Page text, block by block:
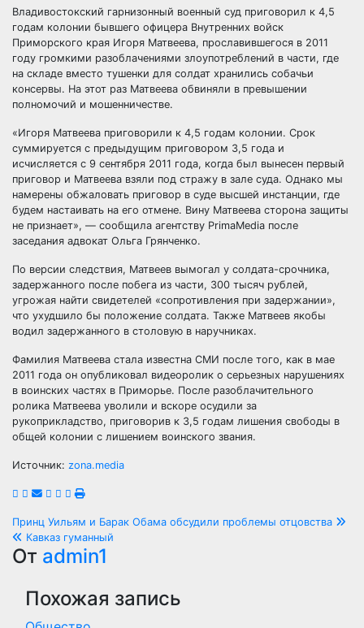
Владивостокский гарнизонный военный суд приговорил к 4,5
годам колонии бывшего офицера Внутренних войск
Приморского края Игоря Матвеева, прославившегося в 2011
году громкими разоблачениями злоупотреблений в части, где
на складе вместо тушенки для солдат хранились собачьи
консервы. На этот раз Матвеева обвиняли в превышении
полномочий и мошенничестве.
«Игоря Матвеева приговорили к 4,5 годам колонии. Срок
суммируется с предыдущим приговором 3,5 года и
исчисляется с 9 сентября 2011 года, когда был вынесен первый
приговор и Матвеева взяли под стражу в зале суда. Однако мы
намерены обжаловать приговор в суде высшей инстанции, где
будем настаивать на его отмене. Вину Матвеева сторона защиты
не признает», — сообщила агентству PrimaMedia после
заседания адвокат Ольга Грянченко.
По версии следствия, Матвеев вымогал у солдата-срочника,
задержанного после побега из части, 300 тысяч рублей,
угрожая найти свидетелей «сопротивления при задержании»,
что ухудшило бы положение солдата. Также Матвеев якобы
водил задержанного в столовую в наручниках.
Фамилия Матвеева стала известна СМИ после того, как в мае
2011 года он опубликовал видеоролик о серьезных нарушениях
в воинских частях в Приморье. После разоблачительного
ролика Матвеева уволили и вскоре осудили за
рукоприкладство, приговорив к 3,5 годам лишения свободы в
общей колонии с лишением воинского звания.
Источник: zona.media
Навигация
по
записям
Принц Уильям и Барак Обама обсудили проблемы отцовства
Кавказ гуманный
От admin1
Похожая запись